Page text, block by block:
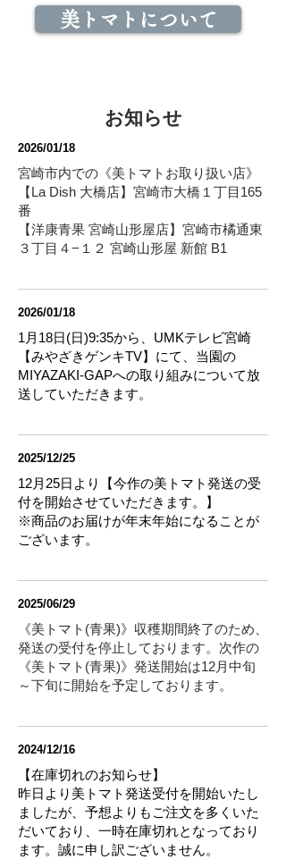
美トマトについて
​お知らせ
2026/01/18
宮崎市内での《美トマトお取り扱い店》
【La Dish 大橋店】宮崎市大橋１丁目165
番
【洋康青果 宮崎山形屋店】宮崎市橘通東
３丁目４−１２ 宮崎山形屋 新館 B1
2026/01/18
1月18日(日)9:35から、UMKテレビ宮崎
【みやざきゲンキTV】にて、当園の
MIYAZAKI-GAPへの取り組みについて放
送していただきます。
2025/12/25
12月25日より【今作の美トマト発送の受
付を開始させていただきます。】
※商品のお届けが年末年始になることが
ございます。
2025/06/29
《美トマト(青果)》収穫期間終了のため、
発送の受付を停止しております。次作の
《美トマト(青果)》発送開始は12月中旬
～下旬に開始を予定しております。
2024/12/16
【在庫切れのお知らせ】
昨日より美トマト発送受付を開始いたし
ましたが、予想よりもご注文を多くいた
だいており、一時在庫切れとなっており
ます。誠に申し訳ございません。